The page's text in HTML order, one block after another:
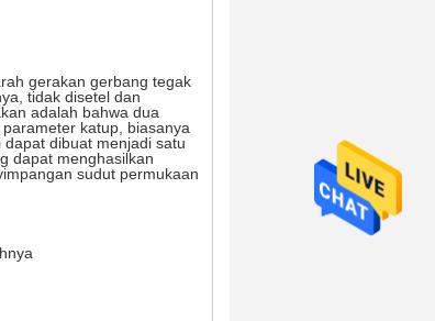
gerakan gerbang tegak
tidak disetel dan
adalah bahwa dua
katup, biasanya
dibuat menjadi satu
dapat menghasilkan
sudut permukaan